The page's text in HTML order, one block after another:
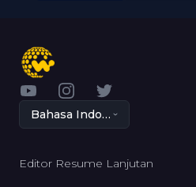
YouTubeInstagram
Twitter
Bahasa Indonesia
Editor Resume Lanjutan